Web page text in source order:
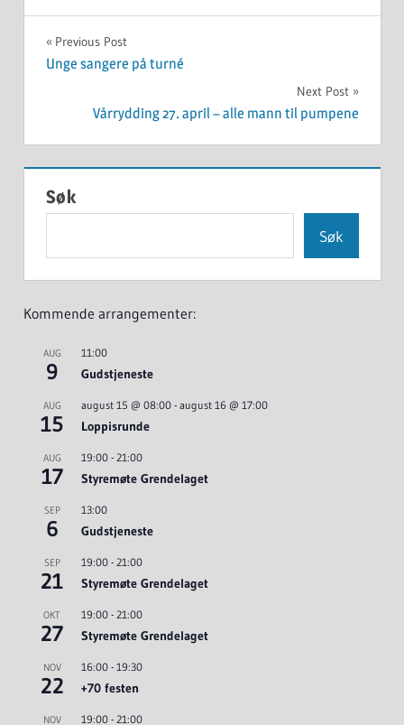
UKATEGORISERT
Innleggsnavigasjon
Previous Post
Unge sangere på turné
Next Post
Vårrydding 27. april – alle mann til pumpene
Søk
Søk
Kommende arrangementer:
AUG
9
11:00
Gudstjeneste
AUG
15
august 15 @ 08:00- august 16 @ 17:00
Loppisrunde
AUG
17
19:00- 21:00
Styremøte Grendelaget
SEP
6
13:00
Gudstjeneste
SEP
21
19:00- 21:00
Styremøte Grendelaget
OKT
27
19:00- 21:00
Styremøte Grendelaget
NOV
22
16:00- 19:30
+70 festen
NOV 19:00- 21:00